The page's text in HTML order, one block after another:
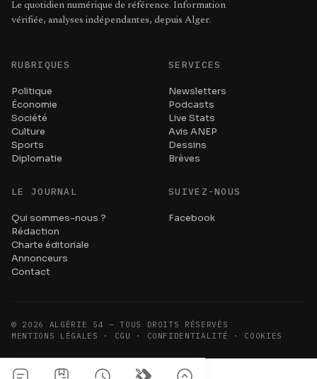
Le quotidien numérique de référence. Information
vérifiée, analyses indépendantes, depuis Alger.
RUBRIQUES
Politique
Économie
Société
Culture
Sports
Diplomatie
SERVICES
Newsletters
Podcasts
Live Stats
Avis ANEP
Dessins
Brèves
LE JOURNAL
Qui sommes-nous ?
Rédaction
Charte éditoriale
Annonceurs
Contact
SUIVEZ-NOUS
Facebook
© 2026
ALGÉRIE 54 — TOUS DROITS RÉSERVÉS
MENTIONS LÉGALES · CGU · CONFIDENTIALITÉ · COOKIES